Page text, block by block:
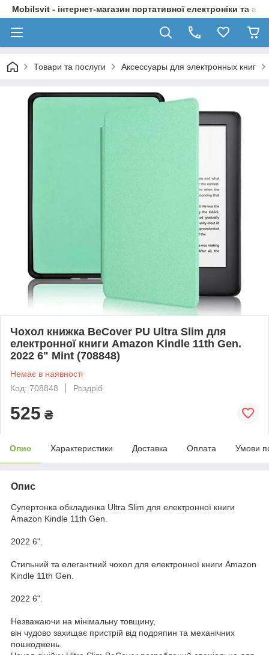
Mobilsvit - інтернет-магазин портативної електроніки та
Товари та послуги Аксессуары для электронных книг
Чохол книжка BeCover PU Ultra Slim для
електронної книги Amazon Kindle 11th Gen.
2022 6" Mint (708848)
Немає в наявності
Код: 708848
Роздріб
525 ₴
Опис Характеристики Доставка Оплата Умови
Опис
Супертонка обкладинка Ultra Slim для електронної книги
Amazon Kindle 11th Gen.
2022 6".
Стильний та елегантний чохол для електронної книги Amazon
Kindle 11th Gen.
2022 6".
Незважаючи на мінімальну товщину,
він чудово захищає пристрій від подряпин та механічних
пошкоджень.